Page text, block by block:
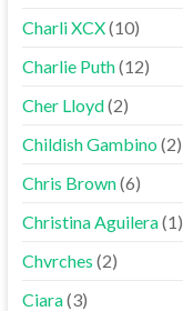
Charli XCX(10)
Charlie Puth(12)
Cher Lloyd(2)
Childish Gambino(2)
Chris Brown(6)
Christina Aguilera(1)
Chvrches (2)
Ciara(3)